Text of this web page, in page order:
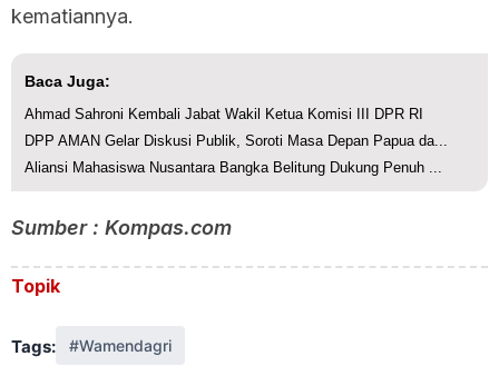
kematiannya.
Baca Juga:
Ahmad Sahroni Kembali Jabat Wakil Ketua Komisi III DPR RI
DPP AMAN Gelar Diskusi Publik, Soroti Masa Depan Papua da...
Aliansi Mahasiswa Nusantara Bangka Belitung Dukung Penuh ...
Sumber : Kompas.com
Topik
Tags: #Wamendagri